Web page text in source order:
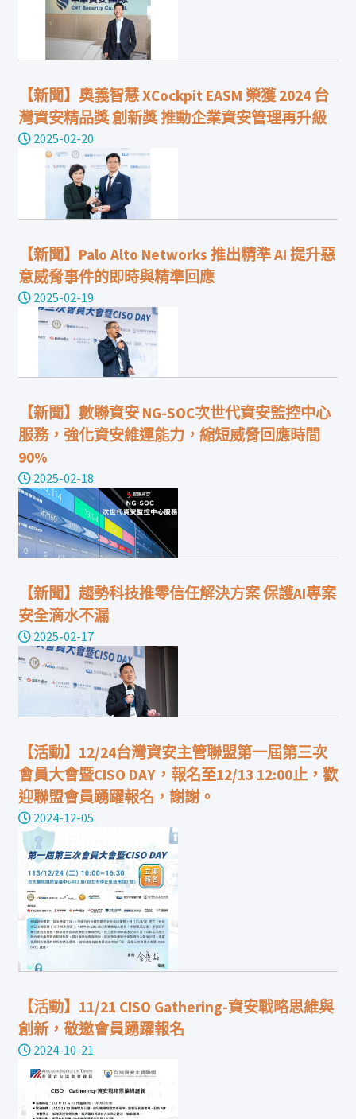
【新聞】奧義智慧 XCockpit EASM 榮獲 2024 台
灣資安精品獎 創新獎 推動企業資安管理再升級
2025-02-20
【新聞】Palo Alto Networks 推出精準 AI 提升惡
意威脅事件的即時與精準回應
2025-02-19
【新聞】數聯資安 NG-SOC次世代資安監控中心
服務，強化資安維運能力，縮短威脅回應時間
90%
2025-02-18
【新聞】趨勢科技推零信任解決方案 保護AI專案
安全滴水不漏
2025-02-17
【活動】12/24台灣資安主管聯盟第一屆第三次
會員大會暨CISO DAY，報名至12/13 12:00止，歡
迎聯盟會員踴躍報名，謝謝。
2024-12-05
【活動】11/21 CISO Gathering-資安戰略思維與
創新，敬邀會員踴躍報名
2024-10-21